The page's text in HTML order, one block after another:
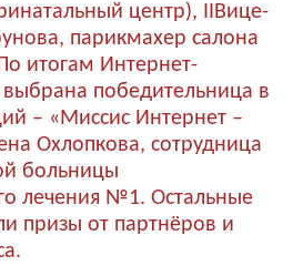
центр), IIВице-
парикмахер салона
итогам Интернет-
победительница в
– «Миссис Интернет –
Охлопкова, сотрудница
больницы
лечения №1. Остальные
призы от партнёров и